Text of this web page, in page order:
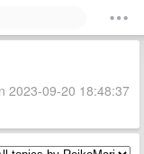
2023-09-20 18:48:37